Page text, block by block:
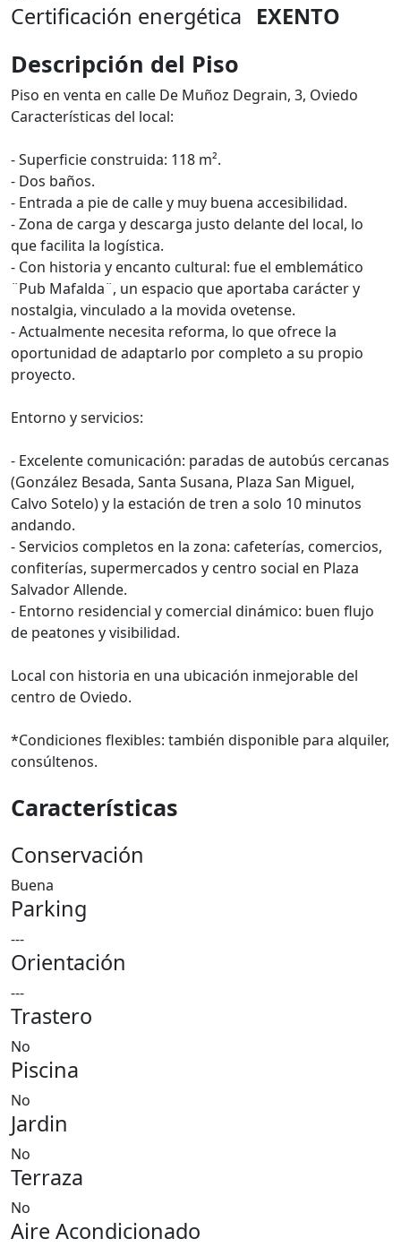
Certificación energética EXENTO
Descripción del Piso
Piso en venta en calle De Muñoz Degrain, 3, Oviedo
Características del local:
- Superficie construida: 118 m².
- Dos baños.
- Entrada a pie de calle y muy buena accesibilidad.
- Zona de carga y descarga justo delante del local, lo
que facilita la logística.
- Con historia y encanto cultural: fue el emblemático
¨Pub Mafalda¨, un espacio que aportaba carácter y
nostalgia, vinculado a la movida ovetense.
- Actualmente necesita reforma, lo que ofrece la
oportunidad de adaptarlo por completo a su propio
proyecto.
Entorno y servicios:
- Excelente comunicación: paradas de autobús cercanas
(González Besada, Santa Susana, Plaza San Miguel,
Calvo Sotelo) y la estación de tren a solo 10 minutos
andando.
- Servicios completos en la zona: cafeterías, comercios,
confiterías, supermercados y centro social en Plaza
Salvador Allende.
- Entorno residencial y comercial dinámico: buen flujo
de peatones y visibilidad.
Local con historia en una ubicación inmejorable del
centro de Oviedo.
*Condiciones flexibles: también disponible para alquiler,
consúltenos.
Características
Conservación
Buena
Parking
---
Orientación
---
Trastero
No
Piscina
No
Jardin
No
Terraza
No
Aire Acondicionado